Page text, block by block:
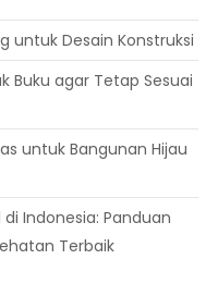
untuk Desain Konstruksi
Buku agar Tetap Sesuai
untuk Bangunan Hijau
Indonesia: Panduan
Terbaik